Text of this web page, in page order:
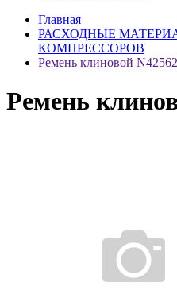
Главная
РАСХОДНЫЕ
КОМПРЕССОРОВ
Ремень клиновой N42562
Ремень